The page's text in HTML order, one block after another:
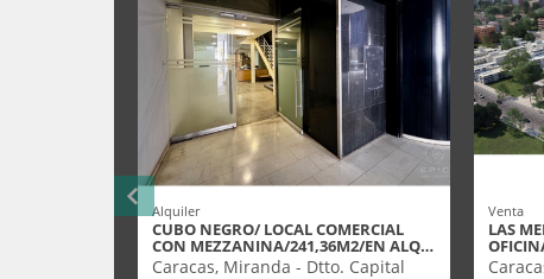
Alquiler
CUBO NEGRO/ LOCAL COMERCIAL
CON MEZZANINA/241,36M2/EN ALQ…
Caracas, Miranda - Dtto. Capital
Venta
LAS